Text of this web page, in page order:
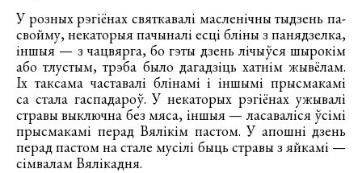
У розных рэгіёнах святкавалі масленічны тыдзень па-
свойму, некаторыя пачыналі есці бліны з панядзелка,
іншыя — з чацвярга, бо гэты дзень лічыўся шырокім
або тлустым, трэба было дагадзіць хатнім жывёлам.
Іх таксама частавалі блінамі і іншымі прысмакамі
са стала гаспадароў. У некаторых рэгіёнах ужывалі
стравы выключна без мяса, іншыя — ласаваліся ўсімі
прысмакамі перад Вялікім пастом. У апошні дзень
перад пастом на стале мусілі быць стравы з яйкамі —
сімвалам Вялікадня.